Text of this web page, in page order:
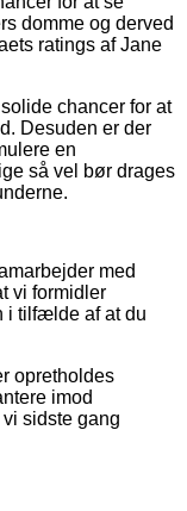
domme og derved
ratings af Jane
chancer for at
Desuden er der
en
så vel bør drages
med
vi formidler
i tilfælde af at du
opretholdes
imod
sidste gang